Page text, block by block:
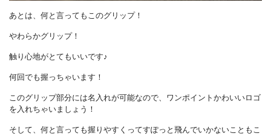
あとは、何と言ってもこのグリップ！
やわらかグリップ！
触り心地がとてもいいです♪
何回でも握っちゃいます！
このグリップ部分には名入れが可能なので、ワンポイントかわいいロゴ
を入れちゃいましょう！
そして、何と言っても握りやすくってすぽっと飛んでいかないこともこ